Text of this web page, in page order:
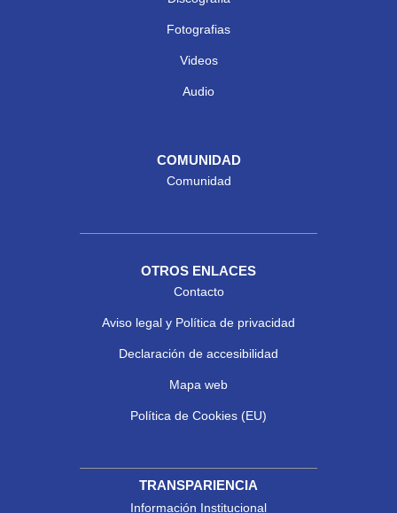
Fotografias
Videos
Audio
COMUNIDAD
Comunidad
OTROS ENLACES
Contacto
Aviso legal y Política de privacidad
Declaración de accesibilidad
Mapa web
Política de Cookies (EU)
TRANSPARIENCIA
Información Institucional